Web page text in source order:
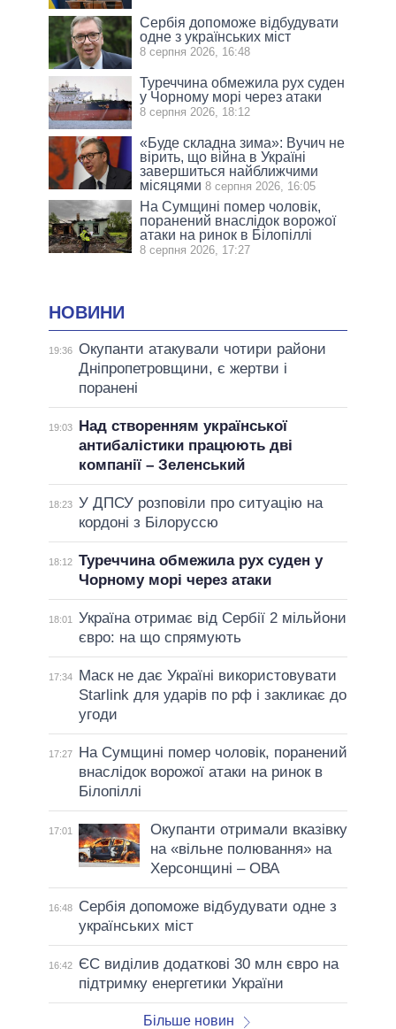
Сербія допоможе відбудувати
одне з українських міст
8 серпня 2026, 16:48
Туреччина обмежила рух суден
у Чорному морі через атаки
8 серпня 2026, 18:12
«Буде складна зима»: Вучич не
вірить, що війна в Україні
завершиться найближчими
місяцями 8 серпня 2026, 16:05
На Сумщині помер чоловік,
поранений внаслідок ворожої
атаки на ринок в Білопіллі
8 серпня 2026, 17:27
НОВИНИ
19:36 Окупанти атакували чотири райони
Дніпропетровщини, є жертви і
поранені
19:03
Над створенням української
антибалістики працюють дві
компанії – Зеленський
18:23 У ДПСУ розповіли про ситуацію на
кордоні з Білоруссю
18:12 Туреччина обмежила рух суден у
Чорному морі через атаки
18:01
Україна отримає від Сербії 2 мільйони
євро: на що спрямують
17:34
Маск не дає Україні використовувати
Starlink для ударів по рф і закликає до
угоди
17:27
На Сумщині помер чоловік, поранений
внаслідок ворожої атаки на ринок в
Білопіллі
17:01
Окупанти отримали вказівку
на «вільне полювання» на
Херсонщині – ОВА
16:48
Сербія допоможе відбудувати одне з
українських міст
16:42
ЄС виділив додаткові 30 млн євро на
підтримку енергетики України
Більше новин